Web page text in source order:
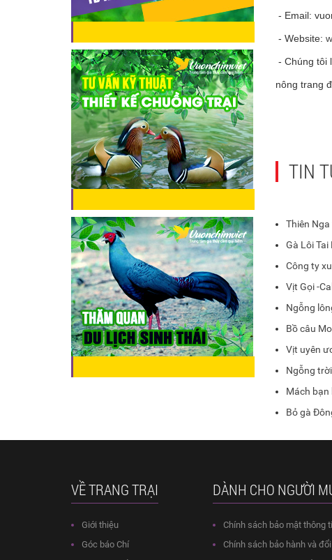
- Email:
- Website:
- Chúng tôi
nông trang
TIN
Thiên
Gà Lôi Tai
Công ty
Vịt Gọi -
Ngỗng
Bồ câu
Vịt uyên
Ngỗng
Mách bạn
Bỏ gà
VỀ TRANG TRẠI
Giới thiệu
Góc báo Chí
DÀNH CHO NGƯỜI
Chính sách bảo mật thông
Chính sách bảo hành và